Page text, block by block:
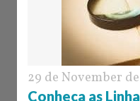
29 de November
Conheça as